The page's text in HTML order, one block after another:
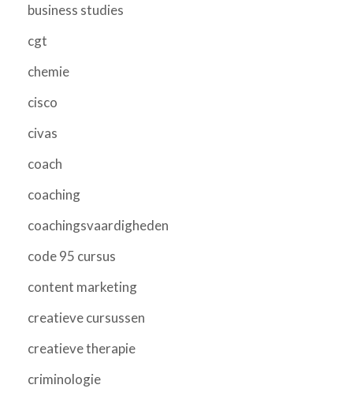
business studies
cgt
chemie
cisco
civas
coach
coaching
coachingsvaardigheden
code 95 cursus
content marketing
creatieve cursussen
creatieve therapie
criminologie